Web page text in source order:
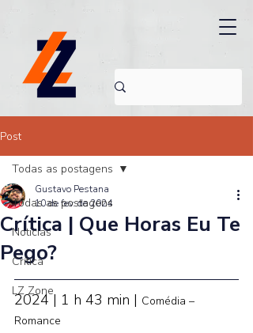
Post
Todas as postagens
Noticias
Crítica
LZ Zone
Todas as postagens
Crítica | Que Horas Eu Te
Pego?
Gustavo Pestana
10 de fev. de 2024
2024 | 1 h 43 min | Comédia –
Romance